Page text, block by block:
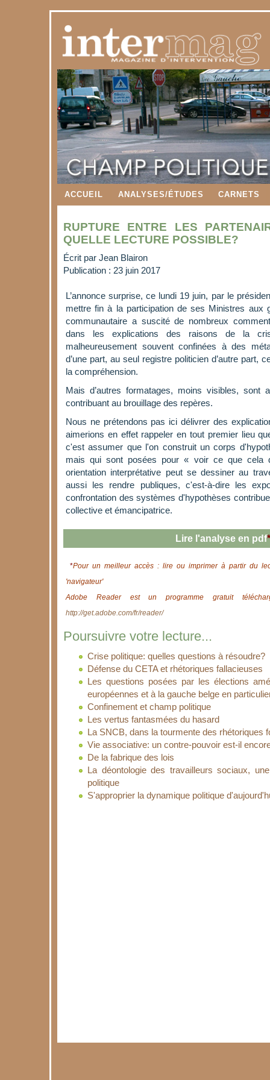
ACCUEIL ANALYSES/ÉTUDES CARNETS
RUPTURE ENTRE LES
QUELLE LECTURE POSSIBLE?
Écrit par Jean Blairon
Publication : 23 juin 2017
L’annonce surprise, ce lundi 19 juin, par le
mettre fin à la participation de ses Ministres aux
communautaire a suscité de nombreux
dans les explications des raisons de la
malheureusement souvent confinées à des
d’une part, au seul registre politicien d’autre part,
la compréhension.
Mais d’autres formatages, moins visibles, sont
contribuant au brouillage des repères.
Nous ne prétendons pas ici délivrer des
aimerions en effet rappeler en tout premier lieu
c'est assumer que l'on construit un corps
mais qui sont posées pour « voir ce que cela
orientation interprétative peut se dessiner au
aussi les rendre publiques, c'est-à-dire les
confrontation des systèmes d'hypothèses
collective et émancipatrice.
Lire l'analyse en pdf*
*Pour un meilleur accès : lire ou imprimer à partir du
'navigateur'
Adobe Reader est un programme gratuit
http://get.adobe.com/fr/reader/
Poursuivre votre lecture...
Crise politique: quelles questions à résoudre?
Défense du CETA et rhétoriques fallacieuses
Les questions posées par les élections
européennes et à la gauche belge en
Confinement et champ politique
Les vertus fantasmées du hasard
La SNCB, dans la tourmente des rhétoriques
Vie associative: un contre-pouvoir est-il
De la fabrique des lois
La déontologie des travailleurs sociaux,
politique
S'approprier la dynamique politique